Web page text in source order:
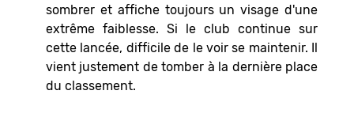
sombrer et affiche toujours un visage d'une
extrême faiblesse. Si le club continue sur
cette lancée, difficile de le voir se maintenir. Il
vient justement de tomber à la dernière place
du classement.